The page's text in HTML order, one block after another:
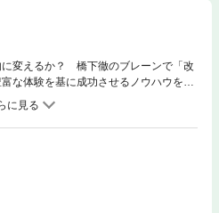
変えるか？ 橋下徹のブレーンで「改
な体験を基に成功させるノウハウを公
作り方など、企業・組織体改革の重要